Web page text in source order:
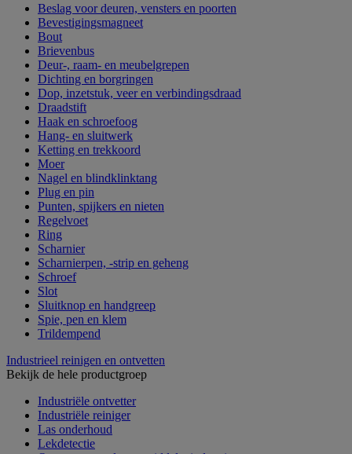
Beslag voor deuren, vensters en poorten
Bevestigingsmagneet
Bout
Brievenbus
Deur-, raam- en meubelgrepen
Dichting en borgringen
Dop, inzetstuk, veer en verbindingsdraad
Draadstift
Haak en schroefoog
Hang- en sluitwerk
Ketting en trekkoord
Moer
Nagel en blindklinktang
Plug en pin
Punten, spijkers en nieten
Regelvoet
Ring
Scharnier
Scharnierpen, -strip en geheng
Schroef
Slot
Sluitknop en handgreep
Spie, pen en klem
Trildempend
Industrieel reinigen en ontvetten
Bekijk de hele productgroep
Industriële ontvetter
Industriële reiniger
Las onderhoud
Lekdetectie